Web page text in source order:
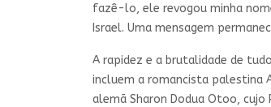
fazê-lo, ele revogou minha
Israel. Uma mensagem
A rapidez e a brutalidade de
incluem a romancista palestina
alemã Sharon Dodua Otoo, cujo